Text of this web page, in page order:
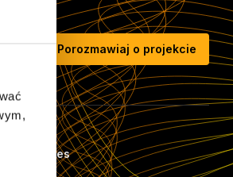
Porozmawiaj o projekcie
Case Studies